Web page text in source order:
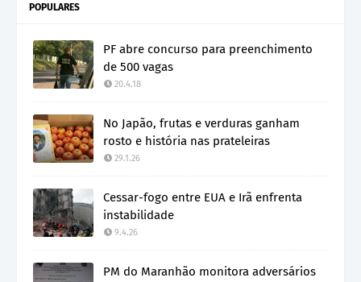
POPULARES
PF abre concurso para preenchimento
de 500 vagas
20.4.18
No Japão, frutas e verduras ganham
rosto e história nas prateleiras
29.1.26
Cessar-fogo entre EUA e Irã enfrenta
instabilidade
9.4.26
PM do Maranhão monitora adversários